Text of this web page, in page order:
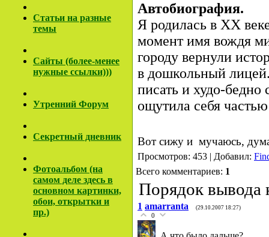
Cтатьи на разные
темы
Сайты (более-менее
нужные ссылки)))
Утренний Форум
Секретный дневник
Фотоальбом (на
самом деле здесь в
основном картинки,
обои, открытки и
пр.)
Автобиография.
Я родилась в ХХ
момент имя вождя
городу вернули
в дошкольный
писать и худо-бедно
ощутила себя
Вот сижу и мучаюсь,
Просмотров: 453 | Добавил:
Всего комментариев: 1
Порядок вывода
1 amarranta (29.10.2007 18:27)
0